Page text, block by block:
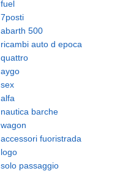
fuel
7posti
abarth 500
ricambi auto d epoca
quattro
aygo
sex
alfa
nautica barche
wagon
accessori fuoristrada
logo
solo passaggio